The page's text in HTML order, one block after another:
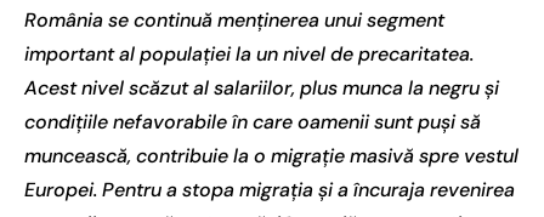
România se continuă menținerea unui segment
important al populației la un nivel de precaritatea.
Acest nivel scăzut al salariilor, plus munca la negru și
condițiile nefavorabile în care oamenii sunt puși să
muncească, contribuie la o migrație masivă spre vestul
Europei. Pentru a stopa migrația și a încuraja revenirea